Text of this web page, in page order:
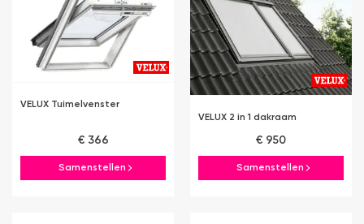
VELUX Tuimelvenster
€ 366
Samenstellen
VELUX 2 in 1 dakraam
€ 950
Samenstellen